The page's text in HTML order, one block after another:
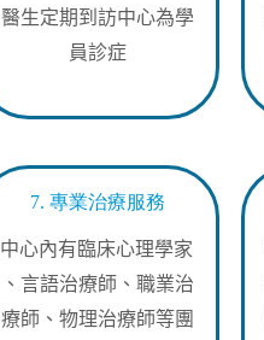
醫生定期到訪中心為學
員診症
7. 專業治療服務
中心內有臨床心理學家
、 言語治療師 、職業治
療師 、物理治療師等團